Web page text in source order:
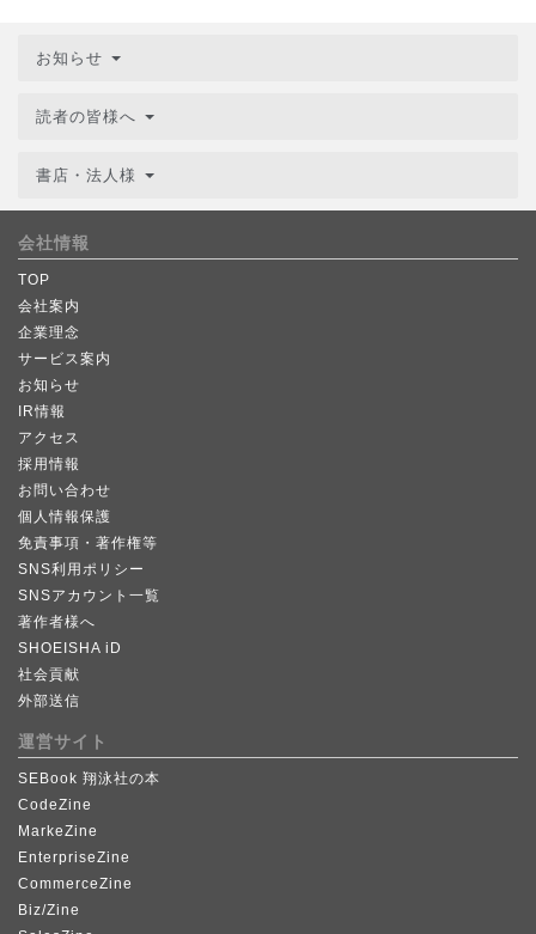
お知らせ
読者の皆様へ
書店・法人様
会社情報
TOP
会社案内
企業理念
サービス案内
お知らせ
IR情報
アクセス
採用情報
お問い合わせ
個人情報保護
免責事項・著作権等
SNS利用ポリシー
SNSアカウント一覧
著作者様へ
SHOEISHA iD
社会貢献
外部送信
運営サイト
SEBook 翔泳社の本
CodeZine
MarkeZine
EnterpriseZine
CommerceZine
Biz/Zine